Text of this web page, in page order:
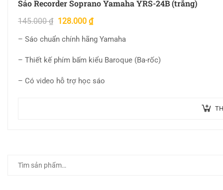
Sáo Recorder Soprano Yamaha YRS-24B (trắng)
145.000₫ 128.000 ₫
– Sáo chuẩn chính hãng Yamaha
– Thiết kế phím bấm kiểu Baroque (Ba-rốc)
– Có video hỗ trợ học sáo